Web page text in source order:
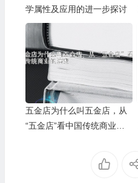
学属性及应用的进一步探讨
五金店为什么叫五金店，从
“五金店”看中国传统商业的